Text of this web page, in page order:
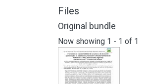
Files
Original bundle
Now showing 1 - 1 of 1